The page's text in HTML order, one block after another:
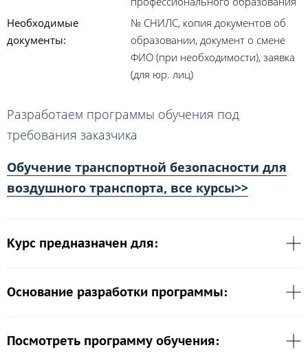
Необходимые
документы:
№ СНИЛС, копия документов об
образовании, документ о смене
ФИО (при необходимости), заявка
(для юр. лиц)
Разработаем программы обучения под
требования заказчика
Обучение транспортной безопасности для
воздушного транспорта, все курсы>>
Курс предназначен для:
Основание разработки программы:
Посмотреть программу обучения: